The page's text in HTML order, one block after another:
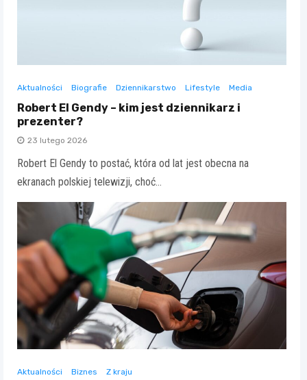
Aktualności Biografie Dziennikarstwo Lifestyle Media
Robert El Gendy – kim jest dziennikarz i
prezenter?
23 lutego 2026
Robert El Gendy to postać, która od lat jest obecna na
ekranach polskiej telewizji, choć…
Aktualności Biznes Z kraju